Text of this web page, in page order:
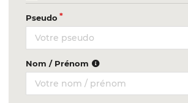
Pseudo
Nom / Prénom